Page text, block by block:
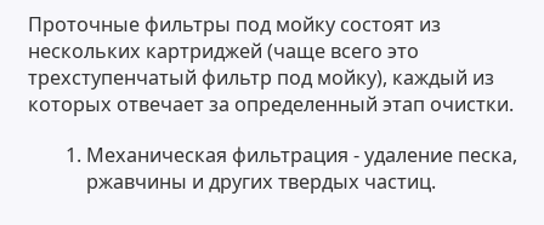
Проточные фильтры под мойку состоят из
нескольких картриджей (чаще всего это
трехступенчатый фильтр под мойку), каждый из
которых отвечает за определенный этап очистки.
Механическая фильтрация - удаление песка,
ржавчины и других твердых частиц.